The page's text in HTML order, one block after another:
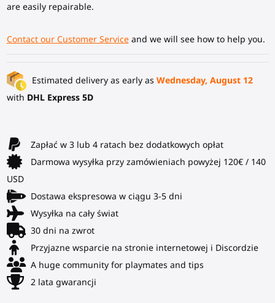
are easily repairable.
Contact our Customer Serviceand we will see how to help you.
Estimated delivery as early as Wednesday, August 12
with DHL Express 5D
Zapłać w 3 lub 4 ratach bez dodatkowych opłat
Darmowa wysyłka przy zamówieniach powyżej 120€ / 140
USD
Dostawa ekspresowa w ciągu 3-5 dni
Wysyłka na cały świat
30 dni na zwrot
Przyjazne wsparcie na stronie internetowej i Discordzie
A huge community for playmates and tips
2 lata gwarancji